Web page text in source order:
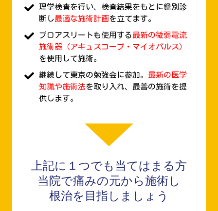
理学検査を行い、検査結果をもとに鑑別診
断し最適な施術計画を立てます。
プロアスリートも使用する最新の微弱電流
施術器（アキュスコープ・マイオパルス）
を使用して施術。
継続して東京の勉強会に参加。 最新の医学
知識や施術法を取り入れ、最善の施術を提
供します。
上記に１つでも当てはまる方
当院で痛みの元から施術し
根治を目指しましょう